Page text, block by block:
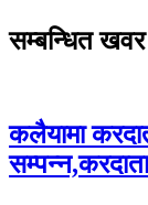
सम्बन्धित खवर
कलैयामा